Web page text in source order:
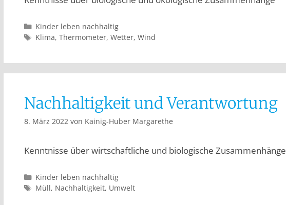
Kinder leben nachhaltig
Klima, Thermometer, Wetter, Wind
Nachhaltigkeit und Verantwortung
8. März 2022 von Kainig-Huber Margarethe
Kenntnisse über wirtschaftliche und biologische Zusammenhänge
Kinder leben nachhaltig
Müll, Nachhaltigkeit, Umwelt